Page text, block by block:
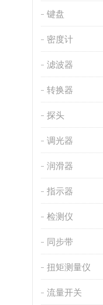
键盘
密度计
滤波器
转换器
探头
调光器
润滑器
指示器
检测仪
同步带
扭矩测量仪
流量开关